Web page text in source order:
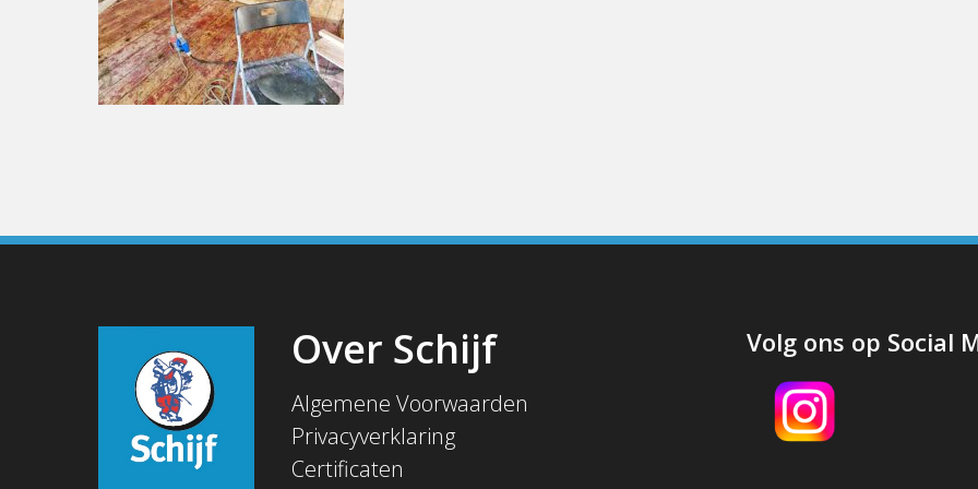
Over Schijf
Algemene Voorwaarden
Privacyverklaring
Certificaten
Volg ons op Social